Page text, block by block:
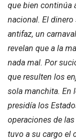
que bien continúa
nacional. El
antifaz, un
revelan que a la
nada mal. Por
que resulten los
sola manchita. En
presidía los
operaciones de
tuvo a su cargo el